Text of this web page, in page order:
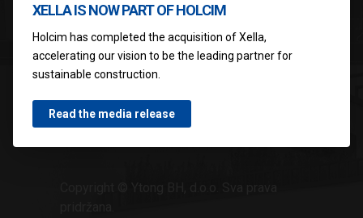
Politika privatnosti
Uslovi korišćenja
Impresum
XELLA IS NOW PART OF HOLCIM
Holcim has completed the acquisition of Xella,
accelerating our vision to be the leading partner for
sustainable construction.
Read the media release